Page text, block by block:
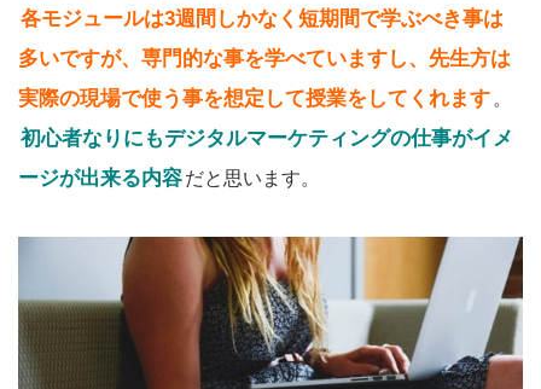
各モジュールは3週間しかなく短期間で学ぶべき事は
多いですが、専門的な事を学べていますし、先生方は
実際の現場で使う事を想定して授業をしてくれます 。
初心者なりにもデジタルマーケティングの仕事がイメ
ージが出来る内容だと思います。